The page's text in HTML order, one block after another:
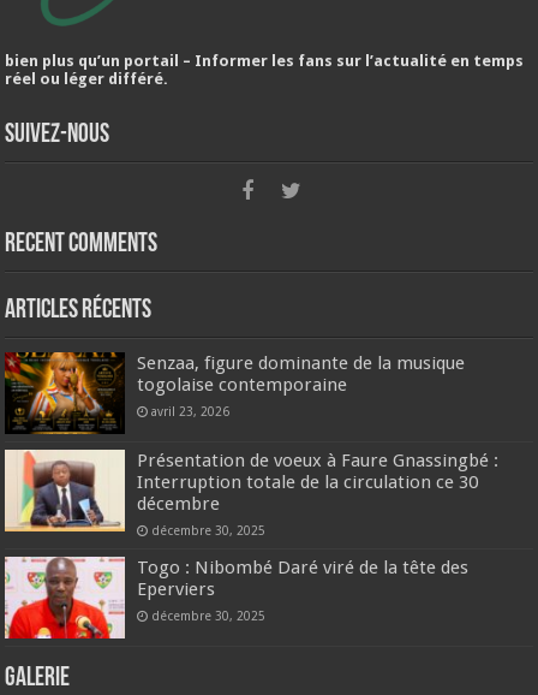
bien plus qu’un portail – Informer les fans sur l’actualité en temps
réel ou léger différé.
Suivez-nous
Recent Comments
Articles récents
Senzaa, figure dominante de la musique
togolaise contemporaine
avril 23, 2026
Présentation de voeux à Faure Gnassingbé :
Interruption totale de la circulation ce 30
décembre
décembre 30, 2025
Togo : Nibombé Daré viré de la tête des
Eperviers
décembre 30, 2025
GALERIE